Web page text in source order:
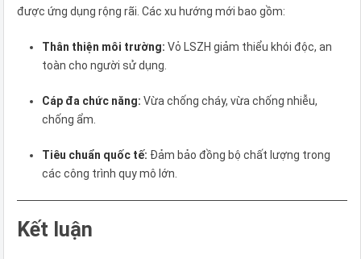
được ứng dụng rộng rãi. Các xu hướng mới bao gồm:
Thân thiện môi trường: Vỏ LSZH giảm thiểu khói độc, an
toàn cho người sử dụng.
Cáp đa chức năng: Vừa chống cháy, vừa chống nhiễu,
chống ẩm.
Tiêu chuẩn quốc tế: Đảm bảo đồng bộ chất lượng trong
các công trình quy mô lớn.
Kết luận